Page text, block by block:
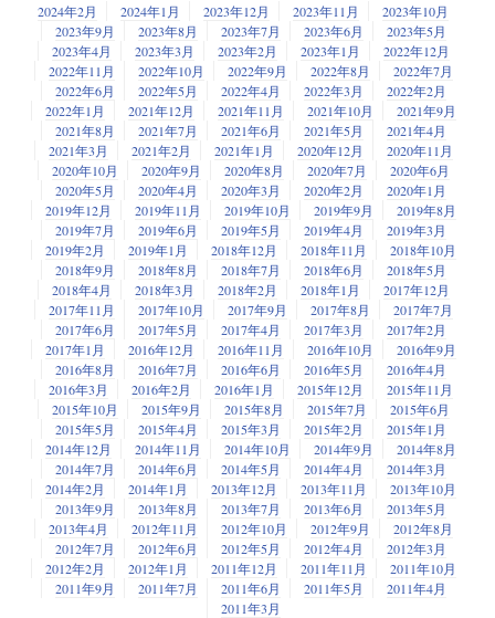
2024年2月 2024年1月 2023年12月 2023年11月
2023年10月
2023年9月
2023年8月 2023年7月 2023年6月
2023年5月
2023年4月
2023年3月 2023年2月 2023年1月
2022年12月
2022年11月
2022年10月 2022年9月 2022年8月
2022年7月
2022年6月
2022年5月 2022年4月 2022年3月
2022年2月
2022年1月
2021年12月 2021年11月 2021年10月
2021年9月
2021年8月
2021年7月 2021年6月 2021年5月
2021年4月
2021年3月
2021年2月 2021年1月 2020年12月
2020年11月
2020年10月
2020年9月 2020年8月 2020年7月
2020年6月
2020年5月
2020年4月 2020年3月 2020年2月
2020年1月
2019年12月
2019年11月 2019年10月 2019年9月
2019年8月
2019年7月
2019年6月 2019年5月 2019年4月
2019年3月
2019年2月
2019年1月 2018年12月 2018年11月
2018年10月
2018年9月
2018年8月 2018年7月 2018年6月
2018年5月
2018年4月
2018年3月 2018年2月 2018年1月
2017年12月
2017年11月
2017年10月 2017年9月 2017年8月
2017年7月
2017年6月
2017年5月 2017年4月 2017年3月
2017年2月
2017年1月
2016年12月 2016年11月 2016年10月
2016年9月
2016年8月
2016年7月 2016年6月 2016年5月
2016年4月
2016年3月
2016年2月 2016年1月 2015年12月
2015年11月
2015年10月
2015年9月 2015年8月 2015年7月
2015年6月
2015年5月
2015年4月 2015年3月 2015年2月
2015年1月
2014年12月
2014年11月 2014年10月 2014年9月
2014年8月
2014年7月
2014年6月 2014年5月 2014年4月
2014年3月
2014年2月
2014年1月 2013年12月 2013年11月
2013年10月
2013年9月
2013年8月 2013年7月 2013年6月
2013年5月
2013年4月
2012年11月 2012年10月 2012年9月
2012年8月
2012年7月
2012年6月 2012年5月 2012年4月
2012年3月
2012年2月
2012年1月 2011年12月 2011年11月
2011年10月
2011年9月
2011年7月 2011年6月 2011年5月
2011年4月
2011年3月